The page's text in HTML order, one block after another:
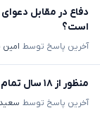
دفاع در مقابل
است؟
آخرین پاسخ توسط
منظور از ۱۸ سال تمام شمسی چیست؟
آخرین پاسخ توسط